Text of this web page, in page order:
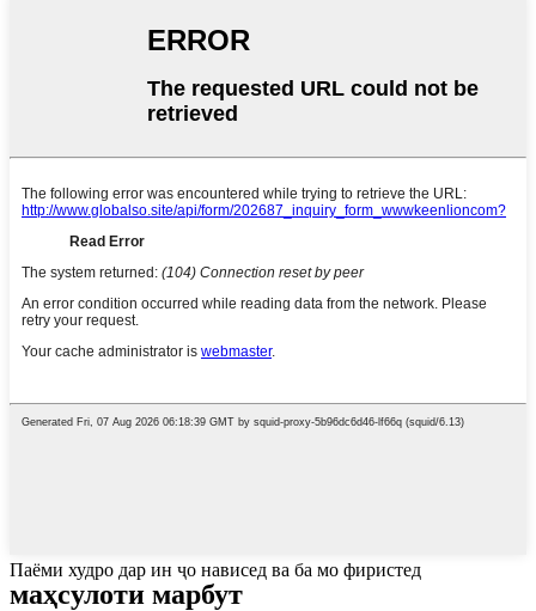
Паёми худро дар ин ҷо нависед ва ба мо фиристед
маҳсулоти марбут